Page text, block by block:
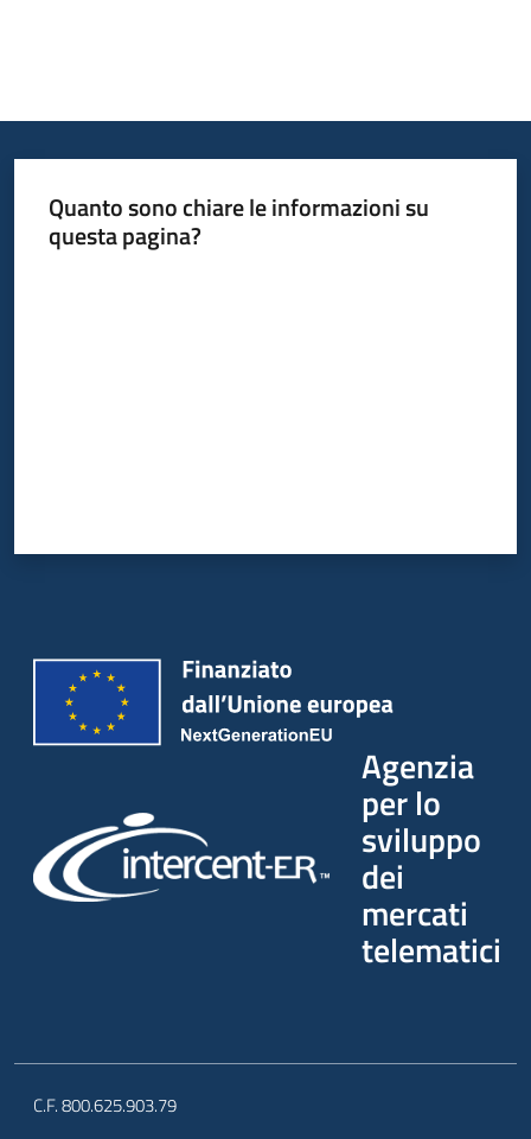
Quanto sono chiare le informazioni su
questa pagina?
Agenzia
per lo
sviluppo
dei
mercati
telematici
C.F. 800.625.903.79